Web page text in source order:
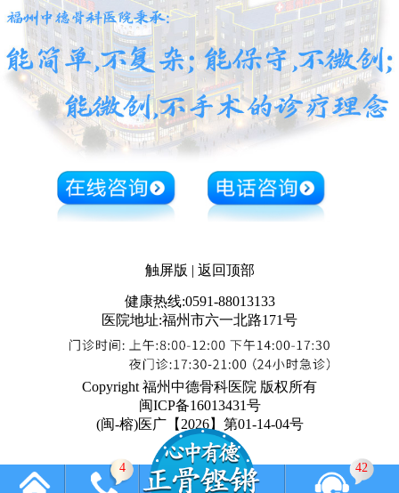
触屏版 | 返回顶部
健康热线:0591-88013133
医院地址:福州市六一北路171号
Copyright 福州中德骨科医院 版权所有
闽ICP备16013431号
(闽-榕)医广【2026】第01-14-04号
4 42